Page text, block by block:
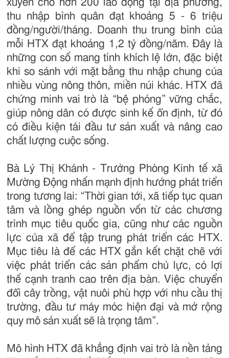
xuyên cho hơn 200 lao động tại địa phương,
thu nhập bình quân đạt khoảng 5 - 6 triệu
đồng/người/tháng. Doanh thu trung bình của
mỗi HTX đạt khoảng 1,2 tỷ đồng/năm. Đây là
những con số mang tính khích lệ lớn, đặc biệt
khi so sánh với mặt bằng thu nhập chung của
nhiều vùng nông thôn, miền núi khác. HTX đã
chứng minh vai trò là “bệ phóng” vững chắc,
giúp nông dân có được sinh kế ổn định, từ đó
có điều kiện tái đầu tư sản xuất và nâng cao
chất lượng cuộc sống.
Bà Lý Thị Khánh - Trưởng Phòng Kinh tế xã
Mường Động nhấn mạnh định hướng phát triển
trong tương lai: “Thời gian tới, xã tiếp tục quan
tâm và lồng ghép nguồn vốn từ các chương
trình mục tiêu quốc gia, cũng như các nguồn
lực của xã để tập trung phát triển các HTX.
Mục tiêu là để các HTX gắn kết chặt chẽ với
việc phát triển các sản phẩm chủ lực, có lợi
thế cạnh tranh cao trên địa bàn. Việc chuyển
đổi cây trồng, vật nuôi phù hợp với nhu cầu thị
trường, đầu tư máy móc hiện đại và mở rộng
quy mô sản xuất sẽ là trọng tâm”.
Mô hình HTX đã khẳng định vai trò là nền tảng